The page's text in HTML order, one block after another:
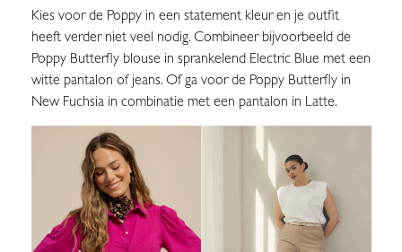
Kies voor de Poppy in een statement kleur en je outfit
heeft verder niet veel nodig. Combineer bijvoorbeeld de
Poppy Butterfly blouse in sprankelend Electric Blue met een
witte pantalon of jeans. Of ga voor de Poppy Butterfly in
New Fuchsia in combinatie met een pantalon in Latte.